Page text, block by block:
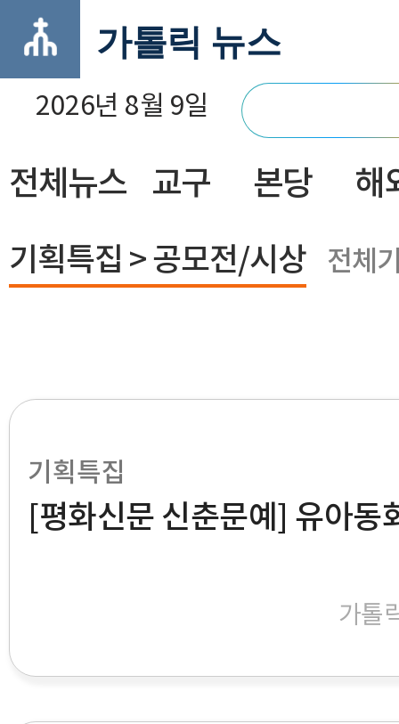
가톨릭 뉴스
2026년 8월 9일
닫기
전체뉴스 교구 본당 해
기획특집 > 공모전/시상 전체
기획특집
[평화신문 신춘문예] 유아동
가톨